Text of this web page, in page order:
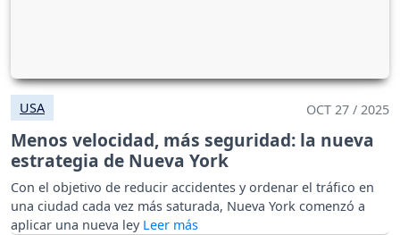
USA OCT 27 / 2025
Menos velocidad, más seguridad: la nueva
estrategia de Nueva York
Con el objetivo de reducir accidentes y ordenar el tráfico en
una ciudad cada vez más saturada, Nueva York comenzó a
aplicar una nueva ley